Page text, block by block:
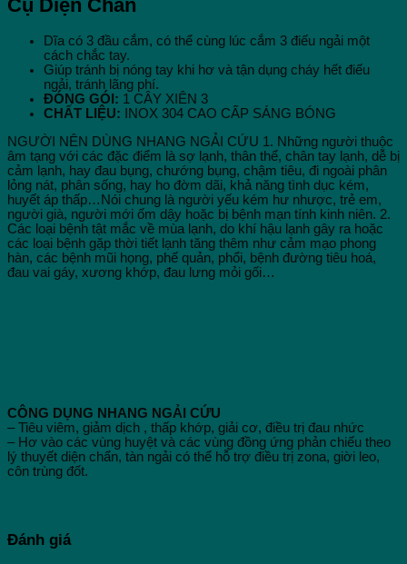
Chẩn
lượng
Cụ Diện Chẩn
Dĩa có 3 đầu cắm, có thể cùng lúc cắm 3 điếu ngải một
cách chắc tay.
Giúp tránh bị nóng tay khi hơ và tận dụng cháy hết điếu
ngải, tránh lãng phí.
ĐÓNG GÓI: 1 CÂY XIÊN 3
CHẤT LIỆU: INOX 304 CAO CẤP SÁNG BÓNG
NGƯỜI NÊN DÙNG NHANG NGẢI CỨU 1. Những người thuộc
âm tạng với các đặc điểm là sợ lạnh, thân thể, chân tay lạnh, dễ bị
cảm lạnh, hay đau bụng, chướng bụng, chậm tiêu, đi ngoài phân
lỏng nát, phân sống, hay ho đờm dãi, khả năng tình dục kém,
huyết áp thấp…Nói chung là người yếu kém hư nhược, trẻ em,
người già, người mới ốm dậy hoặc bị bệnh mạn tính kinh niên. 2.
Các loại bệnh tật mắc về mùa lạnh, do khí hậu lạnh gây ra hoặc
các loại bệnh gặp thời tiết lạnh tăng thêm như cảm mạo phong
hàn, các bệnh mũi họng, phế quản, phổi, bệnh đường tiêu hoá,
đau vai gáy, xương khớp, đau lưng mỏi gối…
CÔNG DỤNG NHANG NGẢI CỨU
– Tiêu viêm, giảm dịch , thấp khớp, giải cơ, điều trị đau nhức
– Hơ vào các vùng huyệt và các vùng đồng ứng phản chiếu theo
lý thuyết diện chẩn, tàn ngải có thể hỗ trợ điều trị zona, giời leo,
côn trùng đốt.
Đánh giá